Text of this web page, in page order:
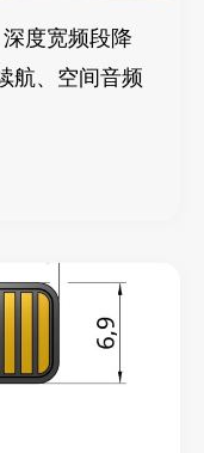
度宽频段降
航、空间音频